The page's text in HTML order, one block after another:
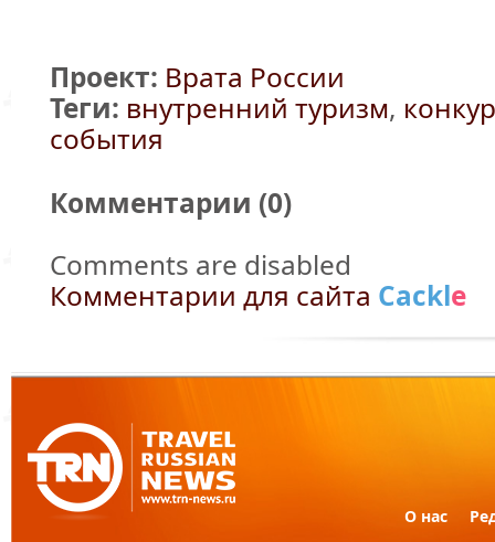
Проект: Врата России
Теги: внутренний туризм,
события
Комментарии (0)
Comments are disabled
Комментарии для сайта Cackle
О нас